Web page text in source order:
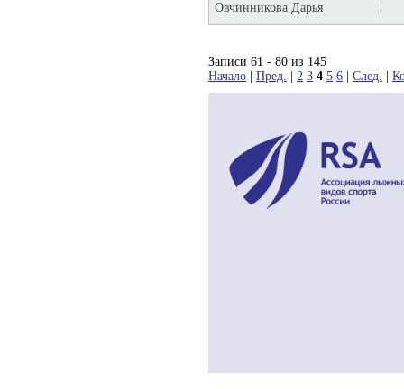
Овчинникова Дарья
Записи 61 - 80 из 145
Начало
Пред. 2 3 4 5 6 След.